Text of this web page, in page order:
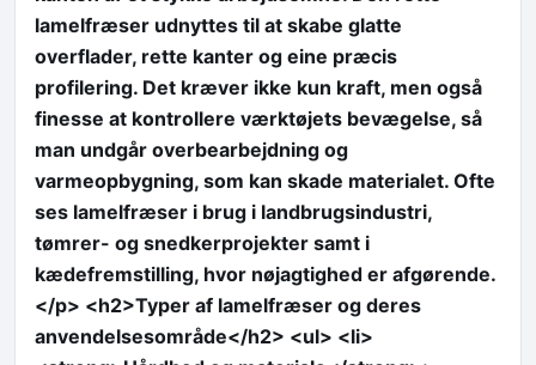
lamelfræser udnyttes til at skabe glatte
overflader, rette kanter og eine præcis
profilering. Det kræver ikke kun kraft, men også
finesse at kontrollere værktøjets bevægelse, så
man undgår overbearbejdning og
varmeopbygning, som kan skade materialet. Ofte
ses lamelfræser i brug i landbrugsindustri,
tømrer- og snedkerprojekter samt i
kædefremstilling, hvor nøjagtighed er afgørende.
</p> <h2>Typer af lamelfræser og deres
anvendelsesområde</h2> <ul> <li>